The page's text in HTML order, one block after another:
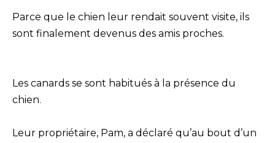
Parce que le chien leur rendait souvent visite, ils
sont finalement devenus des amis proches.
Les canards se sont habitués à la présence du
chien.
Leur propriétaire, Pam, a déclaré qu’au bout d’un